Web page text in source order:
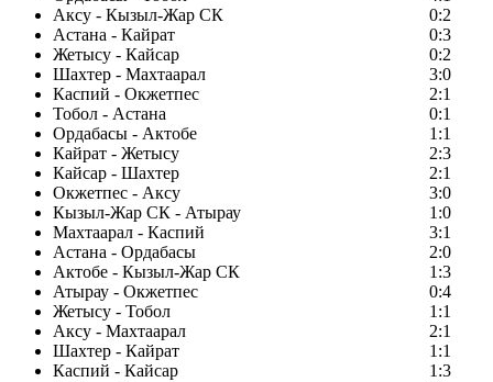
Аксу - Кызыл-Жар СК
0:2
Астана - Кайрат
0:3
Жетысу - Кайсар
0:2
Шахтер - Махтаарал
3:0
Каспий - Окжетпес
2:1
Тобол - Астана
0:1
Ордабасы - Актобе
1:1
Кайрат - Жетысу
2:3
Кайсар - Шахтер
2:1
Окжетпес - Аксу
3:0
Кызыл-Жар СК - Атырау
1:0
Махтаарал - Каспий
3:1
Астана - Ордабасы
2:0
Актобе - Кызыл-Жар СК
1:3
Атырау - Окжетпес
0:4
Жетысу - Тобол
1:1
Аксу - Махтаарал
2:1
Шахтер - Кайрат
1:1
Каспий - Кайсар
1:3